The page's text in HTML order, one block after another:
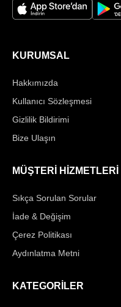
KURUMSAL
Hakkımızda
Kullanıcı Sözleşmesi
Gizlilik Bildirimi
Bize Ulaşın
MÜŞTERİ HİZMETLERİ
Sıkça Sorulan Sorular
İade & Değişim
Çerez Politikası
Aydınlatma Metni
KATEGORİLER